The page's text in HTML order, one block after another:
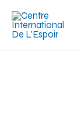
contenu